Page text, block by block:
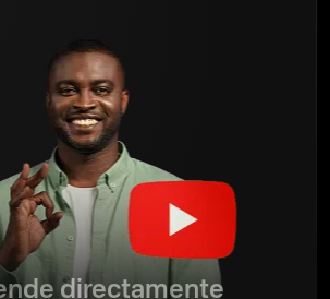
directamente